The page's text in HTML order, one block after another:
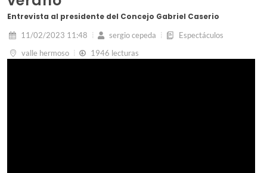
Entrevista al presidente del Concejo Gabriel Caserio
11/02/2023 11:48 sergio cepeda
Espectáculos
valle hermoso
1946 lecturas